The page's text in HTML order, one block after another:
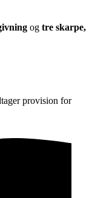
og tre skarpe,
provision for